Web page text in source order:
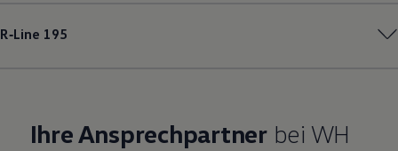
R‑Line 195
Ihre Ansprechpartnerbei WH